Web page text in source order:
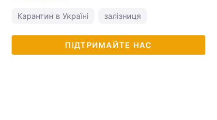
Карантин в Україні залізниця
ПІДТРИМАЙТЕ НАС